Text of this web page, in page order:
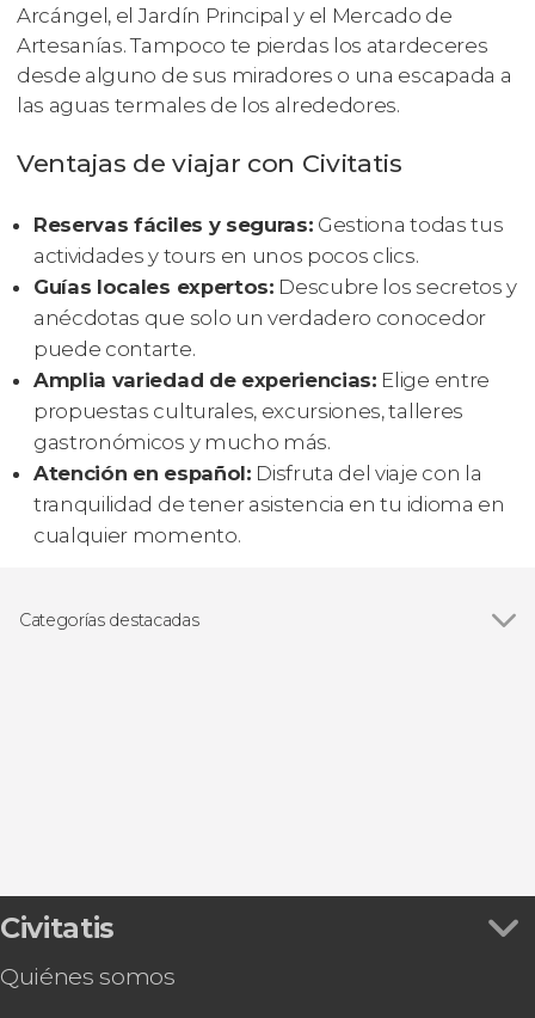
Arcángel, el Jardín Principal y el Mercado de
Artesanías. Tampoco te pierdas los atardeceres
desde alguno de sus miradores o una escapada a
las aguas termales de los alrededores.
Ventajas de viajar con Civitatis
Reservas fáciles y seguras: Gestiona todas tus
actividades y tours en unos pocos clics.
Guías locales expertos: Descubre los secretos y
anécdotas que solo un verdadero conocedor
puede contarte.
Amplia variedad de experiencias: Elige entre
propuestas culturales, excursiones, talleres
gastronómicos y mucho más.
Atención en español: Disfruta del viaje con la
tranquilidad de tener asistencia en tu idioma en
cualquier momento.
Categorías destacadas
Civitatis
Quiénes somos